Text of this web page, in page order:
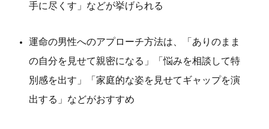
手に尽くす」などが挙げられる
運命の男性へのアプローチ方法は、「ありのまま
の自分を見せて親密になる」「悩みを相談して特
別感を出す」「家庭的な姿を見せてギャップを演
出する」などがおすすめ